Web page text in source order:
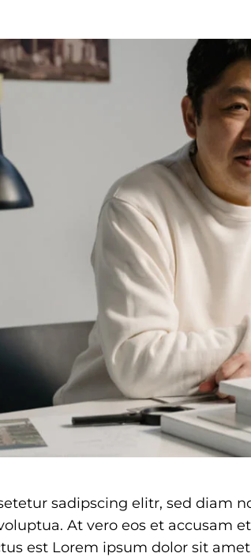
sadipscing elitr, sed diam
At vero eos et accusam
est Lorem ipsum dolor sit